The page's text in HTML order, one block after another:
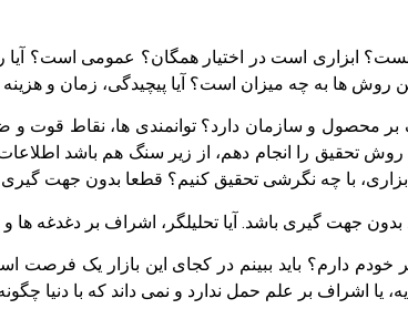
هست؟ ابزاری است در اختیار همگان؟ عمومی است؟
روش ها به چه میزان است؟ آیا پیچیدگی، زمان و
محصول و سازمان دارد؟ توانمندی ها، نقاط قوت
تحقیق را انجام دهم، از زیر سنگ هم باشد
با چه نگرشی تحقیق کنیم؟ قطعا بدون جهت
بدون جهت گیری باشد. آیا تحلیلگر، اشراف بر دغدغه
خودم دارم؟ باید ببینم در کجای این بازار یک
اشراف بر علم حمل ندارد و نمی داند که با دنیا